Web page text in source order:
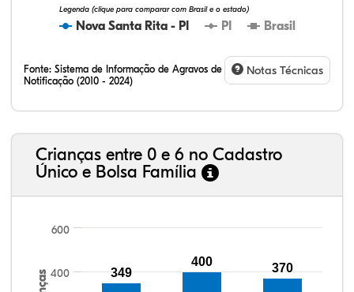
Nova Santa Rita - PI PI Brasil
Legenda (clique para comparar com Brasil e o estado)
Fonte: Sistema de Informação de Agravos de
Notificação (2010 - 2024)
Notas Técnicas
Crianças entre 0 e 6 no Cadastro
Único e Bolsa Família
400
600
349
400 370
11,18%
7,98%
0,52%
77,64%
0,20%
2,48%
32,57%
9,24%
0,46%
54,88%
1,27%
1,56%